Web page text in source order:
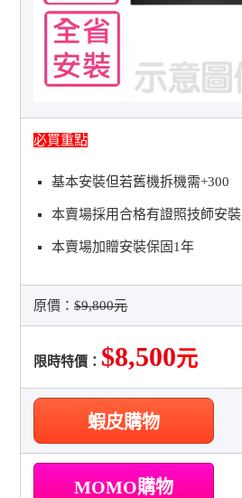
必買重點
基本安裝但若舊機拆機需+300
本賣場採用合格有證照技師安裝
本賣場加贈安裝保固1年
原價：$9,800元
限時特價： $8,500元
蝦皮購物
MOMO購物